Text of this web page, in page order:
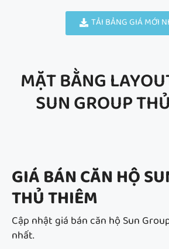
TẢI BẢNG GIÁ MỚI
MẶT BẰNG
SUN GROUP
GIÁ BÁN CĂN HỘ
THỦ THIÊM
Cập nhật giá bán căn hộ Sun
nhất.